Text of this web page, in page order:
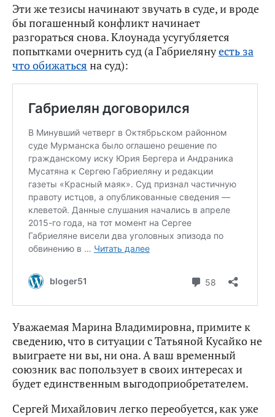
Эти же тезисы начинают звучать в суде, и вроде
бы погашенный конфликт начинает
разгораться снова. Клоунада усугубляется
попытками очернить суд (а Габриелянуесть за
что обижаться на суд):
Уважаемая Марина Владимировна, примите к
сведению, что в ситуации с Татьяной Кусайко не
выиграете ни вы, ни она. А ваш временный
союзник вас попользует в своих интересах и
будет единственным выгодоприобретателем.
Сергей Михайлович легко переобуется, как уже